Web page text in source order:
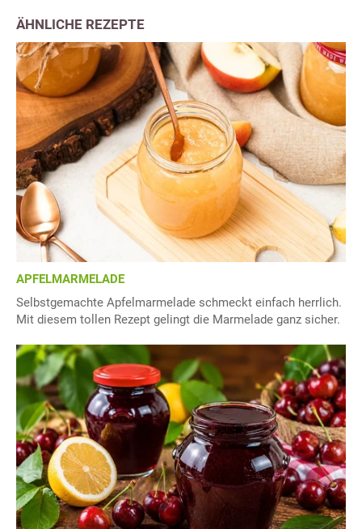
ÄHNLICHE REZEPTE
APFELMARMELADE
Selbstgemachte Apfelmarmelade schmeckt einfach herrlich.
Mit diesem tollen Rezept gelingt die Marmelade ganz sicher.